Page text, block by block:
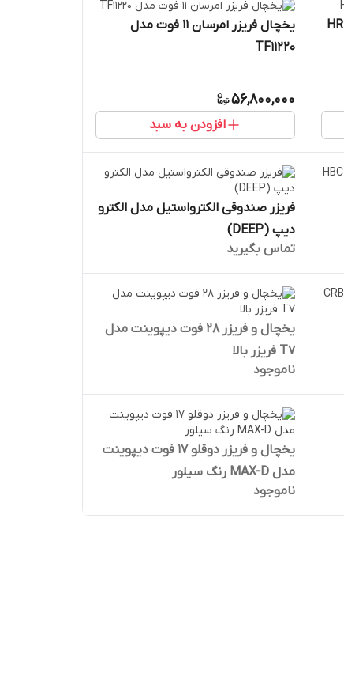
یخچال فریزر امرسان 11 فوت مدل
TF11220
56,800,000
افزودن به سبد
فریزر صندوقی الکترواستیل مدل الکترو
دیپ (DEEP)
تماس بگیرید
یخچال و فریزر 28 فوت دیپوینت مدل
T7 فریزر بالا
ناموجود
یخچال و فریزر دوقلو 17 فوت دیپوینت
مدل MAX-D رنگ سیلور
ناموجود